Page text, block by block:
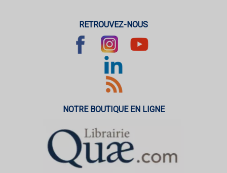
RETROUVEZ-NOUS
NOTRE BOUTIQUE EN LIGNE